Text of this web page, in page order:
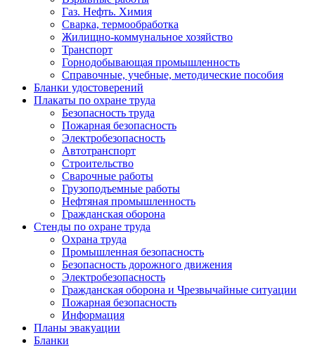
Газ. Нефть. Химия
Сварка, термообработка
Жилищно-коммунальное хозяйство
Транспорт
Горнодобывающая промышленность
Справочные, учебные, методические пособия
Бланки удостоверений
Плакаты по охране труда
Безопасность труда
Пожарная безопасность
Электробезопасность
Автотранспорт
Строительство
Сварочные работы
Грузоподъемные работы
Нефтяная промышленность
Гражданская оборона
Стенды по охране труда
Охрана труда
Промышленная безопасность
Безопасность дорожного движения
Электробезопасность
Гражданская оборона и Чрезвычайные ситуации
Пожарная безопасность
Информация
Планы эвакуации
Бланки